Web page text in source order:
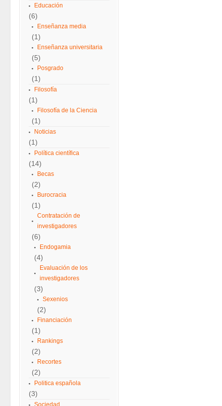
Educación
(6)
Enseñanza media
(1)
Enseñanza universitaria
(5)
Posgrado
(1)
Filosofía
(1)
Filosofía de la Ciencia
(1)
Noticias
(1)
Política científica
(14)
Becas
(2)
Burocracia
(1)
Contratación de
investigadores
(6)
Endogamia
(4)
Evaluación de los
investigadores
(3)
Sexenios
(2)
Financiación
(1)
Rankings
(2)
Recortes
(2)
Politica española
(3)
Sociedad